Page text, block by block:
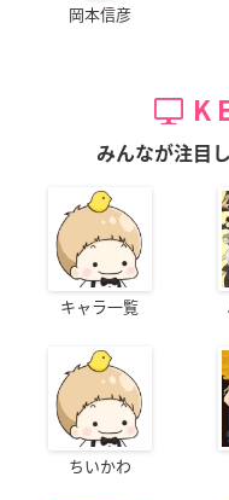
岡本信彦
みんなが注目
キャラ一覧
ちいかわ